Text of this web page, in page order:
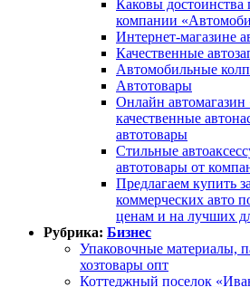
Каковы достоинства
компании
Интернет-магазине
Качественные
Автомобильные
Автотовары
Онлайн
качественные
автотовары
Стильные
автотовары от
Предлагаем купить
коммерческих авто
ценам и на лучших
Рубрика: Бизнес
Упаковочные материалы,
хозтовары опт
Коттеджный поселок